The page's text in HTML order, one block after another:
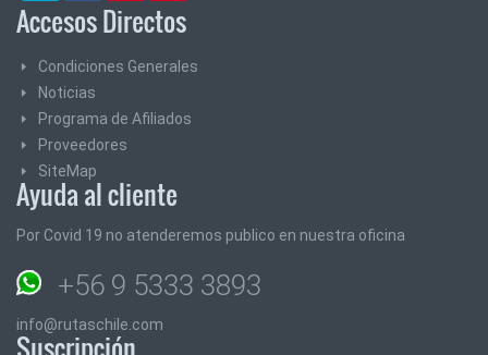
Accesos Directos
Condiciones Generales
Noticias
Programa de Afiliados
Proveedores
SiteMap
Ayuda al cliente
Por Covid 19 no atenderemos publico en nuestra oficina
+56 9 5333 3893
info@rutaschile.com